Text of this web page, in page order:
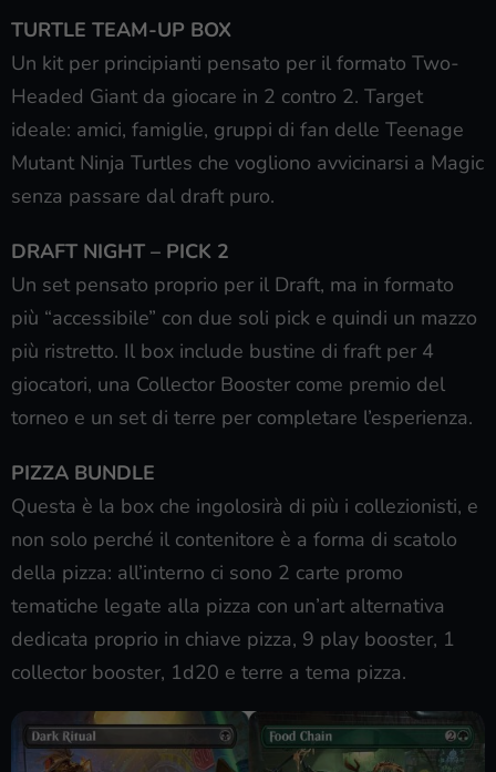
TURTLE TEAM-UP BOX
Un kit per principianti pensato per il formato Two-
Headed Giant da giocare in 2 contro 2. Target
ideale: amici, famiglie, gruppi di fan delle Teenage
Mutant Ninja Turtles che vogliono avvicinarsi a Magic
senza passare dal draft puro.
DRAFT NIGHT – PICK 2
Un set pensato proprio per il Draft, ma in formato
più “accessibile” con due soli pick e quindi un mazzo
più ristretto. Il box include bustine di fraft per 4
giocatori, una Collector Booster come premio del
torneo e un set di terre per completare l’esperienza.
PIZZA BUNDLE
Questa è la box che ingolosirà di più i collezionisti, e
non solo perché il contenitore è a forma di scatolo
della pizza: all’interno ci sono 2 carte promo
tematiche legate alla pizza con un’art alternativa
dedicata proprio in chiave pizza, 9 play booster, 1
collector booster, 1d20 e terre a tema pizza.